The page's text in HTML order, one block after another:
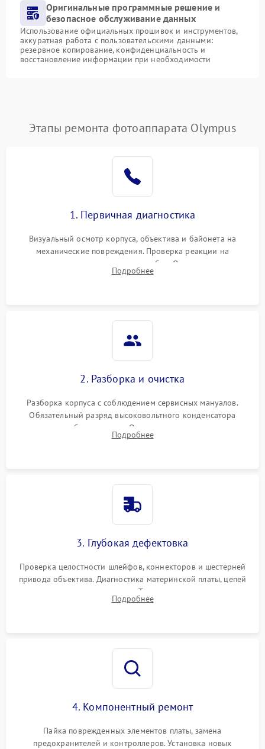
Оригинальные программные решение и
безопасное обслуживание данных
Использование официальных прошивок и инструментов,
аккуратная работа с пользовательскими данными:
резервное копирование, конфиденциальность и
восстановление информации при необходимости
Этапы ремонта фотоаппарата Olympus
1. Первичная диагностика
Визуальный осмотр корпуса, объектива и байонета на
механические повреждения. Проверка реакции на
включение, считывание кодов ошибок. Оценка состояния
матрицы и затвора, проверка работы автофокуса и вспышки.
Подробнее
2. Разборка и очистка
Разборка корпуса с соблюдением сервисных мануалов.
Обязательный разряд высоковольтного конденсатора
вспышки для безопасности. Очистка внутренних узлов от
пыли, песка и следов влаги с помощью спецсредств.
Подробнее
3. Глубокая дефектовка
Проверка целостности шлейфов, коннекторов и шестерней
привода объектива. Диагностика материнской платы, цепей
питания и картоприемника. Тестирование механизма
затвора и блока внутрикамерной стабилизации.
Подробнее
4. Компонентный ремонт
Пайка поврежденных элементов платы, замена
предохранителей и контроллеров. Установка новых